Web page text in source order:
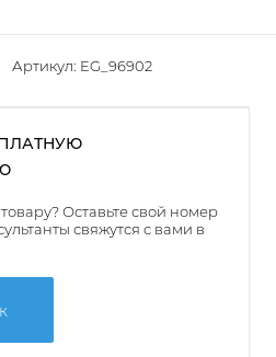
Артикул: EG_96902
Оставьте свой номер
свяжутся с вами в